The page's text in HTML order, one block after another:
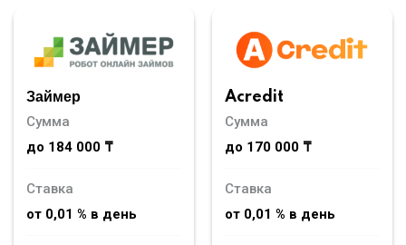
Займер
Сумма
до 184 000 ₸
Ставка
от 0,01 % в день
Acredit
Сумма
до 170 000 ₸
Ставка
от 0,01 % в день